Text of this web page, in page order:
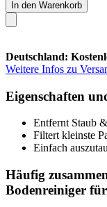
In den Warenkorb
Deutschland:
Weitere Infos zu
Eigenschaften
Entfernt Staub
Filtert kleinste
Einfach
Häufig
Bodenreiniger